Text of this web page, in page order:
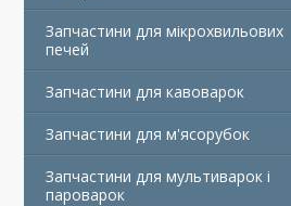
Запчастини для мікрохвильових
печей
Запчастини для кавоварок
Запчастини для м'ясорубок
Запчастини для мультиварок і
пароварок